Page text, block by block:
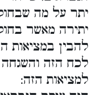
יתר על מה
יתירה מאשר
להבין במציאות
לכח הזה והשגחה
למציאות הזה: